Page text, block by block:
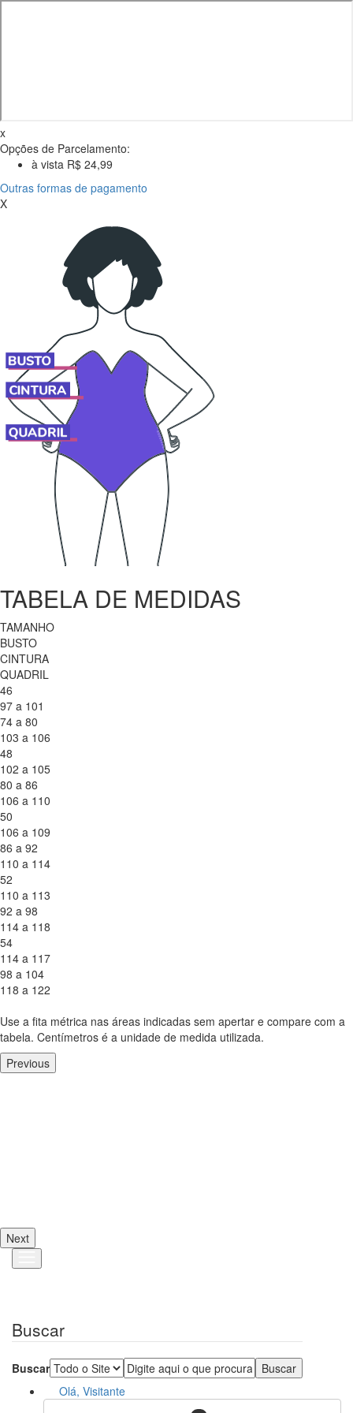
x
Opções de Parcelamento:
à vista R$ 24,99
Outras formas de pagamento
X
TABELA DE MEDIDAS
TAMANHO
BUSTO
CINTURA
QUADRIL
46
97 a 101
74 a 80
103 a 106
48
102 a 105
80 a 86
106 a 110
50
106 a 109
86 a 92
110 a 114
52
110 a 113
92 a 98
114 a 118
54
114 a 117
98 a 104
118 a 122
Use a fita métrica nas áreas indicadas sem apertar e compare com a
tabela. Centímetros é a unidade de medida utilizada.
Previous
Next
Buscar
Buscar
Olá, Visitante